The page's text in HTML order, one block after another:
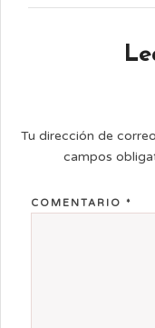
Tu dirección de
campos
COMENTARIO *